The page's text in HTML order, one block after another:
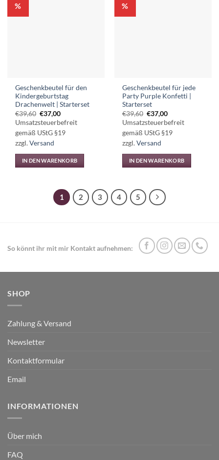
%
Geschenkbeutel für den
Kindergeburtstag
Drachenwelt | Starterset
€39,60 Ursprünglicher
Preis
war:
€39,60
€37,00Aktueller
Preis
ist:
€37,00.
Umsatzsteuerbefreit
gemäß UStG §19
zzgl.Versand
IN DEN WARENKORB
%
Geschenkbeutel für jede
Party Purple Konfetti |
Starterset
€39,60 Ursprünglicher
Preis
war:
€39,60
€37,00Aktueller
Preis
ist:
€37,00.
Umsatzsteuerbefreit
gemäß UStG §19
zzgl.Versand
IN DEN WARENKORB
1 2 3 4 5
So könnt ihr mit mir Kontakt aufnehmen:
SHOP
Zahlung & Versand
Newsletter
Kontaktformular
Email
INFORMATIONEN
Über mich
FAQ